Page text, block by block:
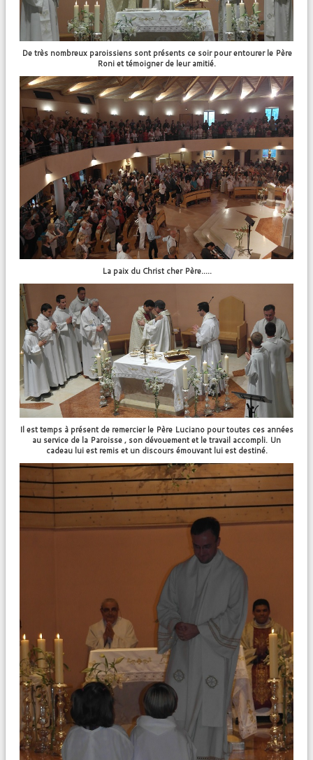
De très nombreux paroissiens sont présents ce soir pour entourer le Père
Roni et témoigner de leur amitié.
La paix du Christ cher Père…..
Il est temps à présent de remercier le Père Luciano pour toutes ces années
au service de la Paroisse , son dévouement et le travail accompli. Un
cadeau lui est remis et un discours émouvant lui est destiné.